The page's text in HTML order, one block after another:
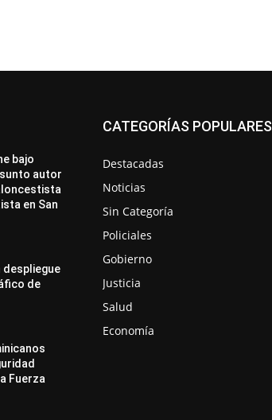
bajo
autor
en San
despliegue
de
Fuerza
CATEGORÍAS POPULARES
Destacadas
Noticias
Sin Categoría
Policiales
Gobierno
Justicia
Salud
Economía